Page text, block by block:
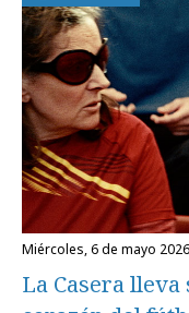
miércoles, 6 de mayo 2026
La Casera lleva